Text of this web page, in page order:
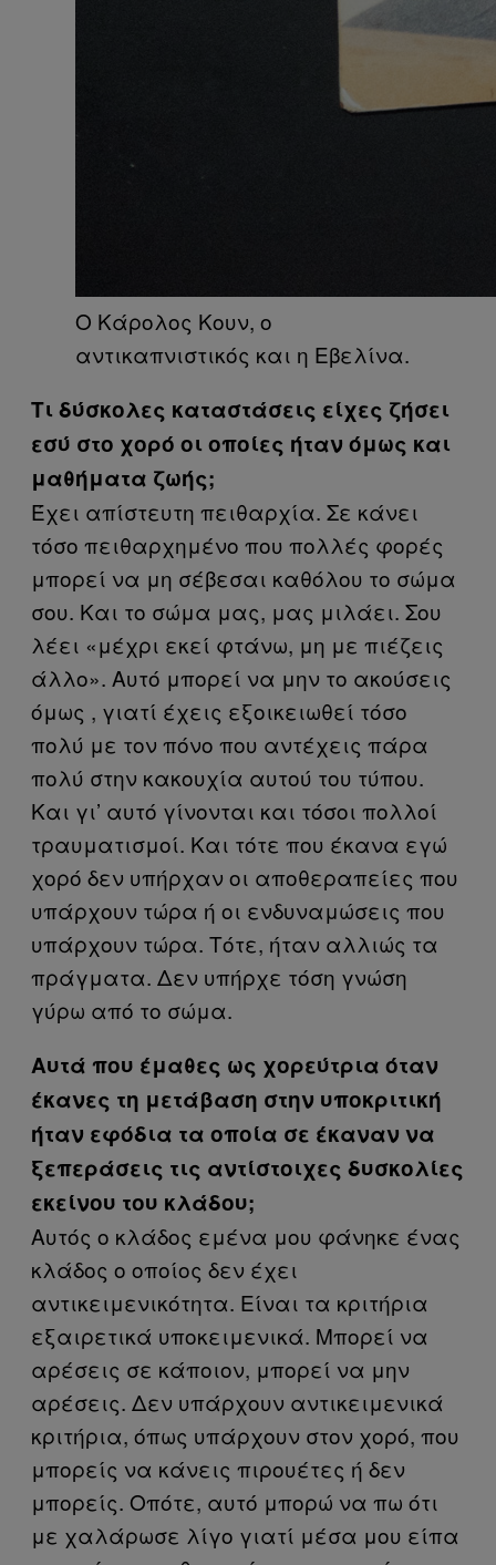
Ο Κάρολος Κουν, ο
αντικαπνιστικός και η Εβελίνα.
Τι δύσκολες καταστάσεις είχες ζήσει
εσύ στο χορό οι οποίες ήταν όμως και
μαθήματα ζωής;
Έχει απίστευτη πειθαρχία. Σε κάνει
τόσο πειθαρχημένο που πολλές φορές
μπορεί να μη σέβεσαι καθόλου το σώμα
σου. Και το σώμα μας, μας μιλάει. Σου
λέει «μέχρι εκεί φτάνω, μη με πιέζεις
άλλο». Αυτό μπορεί να μην το ακούσεις
όμως , γιατί έχεις εξοικειωθεί τόσο
πολύ με τον πόνο που αντέχεις πάρα
πολύ στην κακουχία αυτού του τύπου.
Και γι’ αυτό γίνονται και τόσοι πολλοί
τραυματισμοί. Και τότε που έκανα εγώ
χορό δεν υπήρχαν οι αποθεραπείες που
υπάρχουν τώρα ή οι ενδυναμώσεις που
υπάρχουν τώρα. Τότε, ήταν αλλιώς τα
πράγματα. Δεν υπήρχε τόση γνώση
γύρω από το σώμα.
Αυτά που έμαθες ως χορεύτρια όταν
έκανες τη μετάβαση στην υποκριτική
ήταν εφόδια τα οποία σε έκαναν να
ξεπεράσεις τις αντίστοιχες δυσκολίες
εκείνου του κλάδου;
Αυτός ο κλάδος εμένα μου φάνηκε ένας
κλάδος ο οποίος δεν έχει
αντικειμενικότητα. Είναι τα κριτήρια
εξαιρετικά υποκειμενικά. Μπορεί να
αρέσεις σε κάποιον, μπορεί να μην
αρέσεις. Δεν υπάρχουν αντικειμενικά
κριτήρια, όπως υπάρχουν στον χορό, που
μπορείς να κάνεις πιρουέτες ή δεν
μπορείς. Οπότε, αυτό μπορώ να πω ότι
με χαλάρωσε λίγο γιατί μέσα μου είπα